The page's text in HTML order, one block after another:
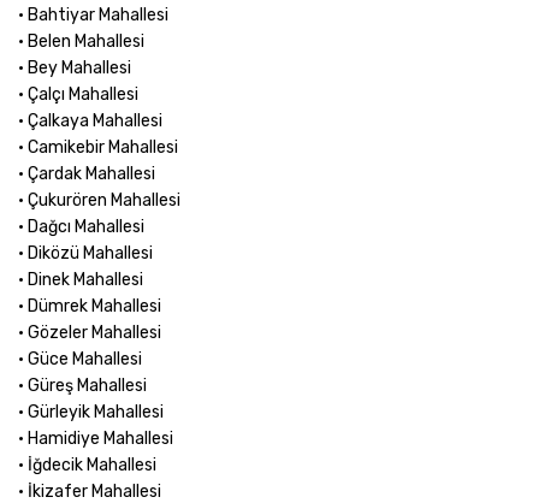
• Bahtiyar Mahallesi
• Belen Mahallesi
• Bey Mahallesi
• Çalçı Mahallesi
• Çalkaya Mahallesi
• Camikebir Mahallesi
• Çardak Mahallesi
• Çukurören Mahallesi
• Dağcı Mahallesi
• Diközü Mahallesi
• Dinek Mahallesi
• Dümrek Mahallesi
• Gözeler Mahallesi
• Güce Mahallesi
• Güreş Mahallesi
• Gürleyik Mahallesi
• Hamidiye Mahallesi
• İğdecik Mahallesi
• İkizafer Mahallesi